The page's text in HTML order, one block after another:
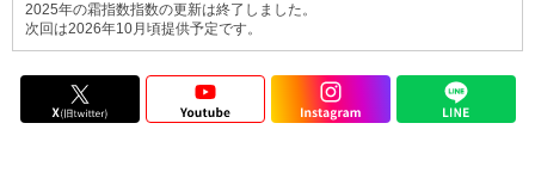
2025年の霜指数指数の更新は終了しました。
次回は2026年10月頃提供予定です。